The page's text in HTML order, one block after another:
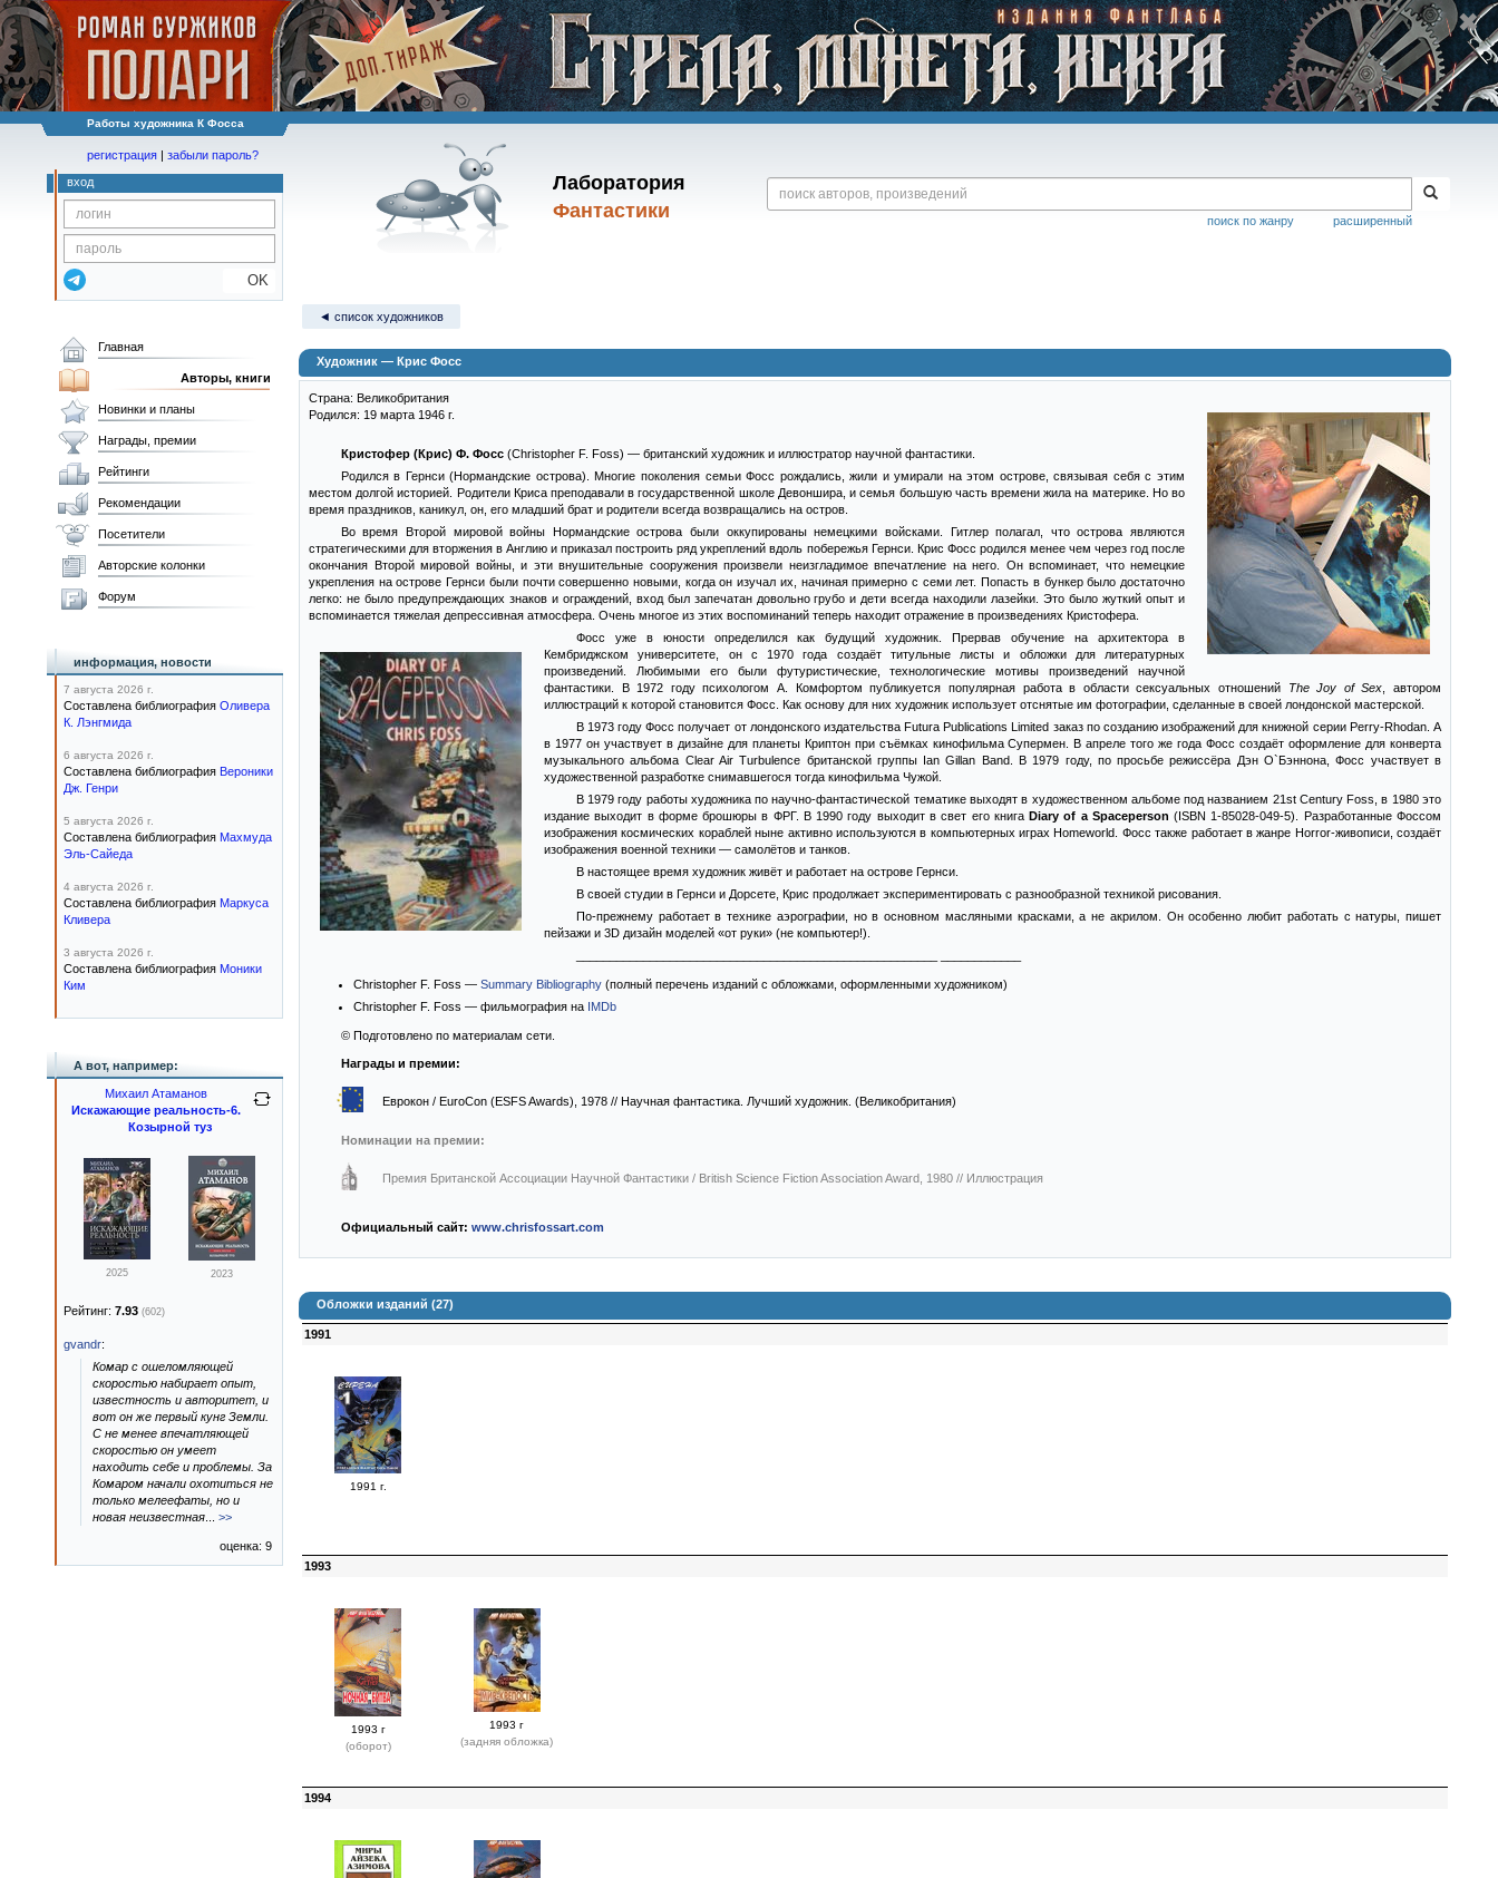
Работы художника К Фосса
Лаборатория
Фантастики
расширенный
поиск по жанру
регистрация | забыли пароль?
вход
OK
◄ список художников
Художник — Крис Фосс
Страна: Великобритания
Родился: 19 марта 1946 г.
Кристофер (Крис) Ф. Фосс(Christopher F. Foss) — британский художник и иллюстратор научной фантастики.
Родился в Гернси (Нормандские острова). Многие поколения семьи Фосс рождались, жили и умирали на этом острове, связывая себя с этим
местом долгой историей. Родители Криса преподавали в государственной школе Девоншира, и семья большую часть времени жила на материке. Но во
время праздников, каникул, он, его младший брат и родители всегда возвращались на остров.
Во время Второй мировой войны Нормандские острова были оккупированы немецкими войсками. Гитлер полагал, что острова являются
стратегическими для вторжения в Англию и приказал построить ряд укреплений вдоль побережья Гернси. Крис Фосс родился менее чем через год после
окончания Второй мировой войны, и эти внушительные сооружения произвели неизгладимое впечатление на него. Он вспоминает, что немецкие
укрепления на острове Гернси были почти совершенно новыми, когда он изучал их, начиная примерно с семи лет. Попасть в бункер было достаточно
легко: не было предупреждающих знаков и ограждений, вход был запечатан довольно грубо и дети всегда находили лазейки. Это было жуткий опыт и
вспоминается тяжелая депрессивная атмосфера. Очень многое из этих воспоминаний теперь находит отражение в произведениях Кристофера.
Фосс уже в юности определился как будущий художник. Прервав обучение на архитектора в
Кембриджском университете, он с 1970 года создаёт титульные листы и обложки для литературных
произведений. Любимыми его были футуристические, технологические мотивы произведений научной
фантастики. В 1972 году психологом А. Комфортом публикуется популярная работа в области сексуальных отношений
The Joy of Sex , автором
иллюстраций к которой становится Фосс. Как основу для них художник использует отснятые им фотографии, сделанные в своей лондонской мастерской.
В 1973 году Фосс получает от лондонского издательства Futura Publications Limited заказ по созданию изображений для книжной серии Perry-Rhodan. А
в 1977 он участвует в дизайне для планеты Криптон при съёмках кинофильма Супермен. В апреле того же года Фосс создаёт оформление для конверта
музыкального альбома Clear Air Turbulence британской группы Ian Gillan Band. В 1979 году, по просьбе режиссёра Дэн О`Бэннона, Фосс участвует в
художественной разработке снимавшегося тогда кинофильма Чужой.
В 1979 году работы художника по научно-фантастической тематике выходят в художественном альбоме под названием 21st Century Foss, в 1980 это
издание выходит в форме брошюры в ФРГ. В 1990 году выходит в свет его книгаDiary of a Spaceperson (ISBN 1-85028-049-5). Разработанные Фоссом
изображения космических кораблей ныне активно используются в компьютерных играх Homeworld. Фосс также работает в жанре Horror-живописи, создаёт
изображения военной техники — самолётов и танков.
В настоящее время художник живёт и работает на острове Гернси.
В своей студии в Гернси и Дорсете, Крис продолжает экспериментировать с разнообразной техникой рисования.
По-прежнему работает в технике аэрографии, но в основном масляными красками, а не акрилом. Он особенно любит работать с натуры, пишет
пейзажи и 3D дизайн моделей «от руки» (не компьютер!).
Christopher F. Foss — Summary Bibliography (полный перечень изданий с обложками, оформленными художником)
Christopher F. Foss — фильмография на IMDb
© Подготовлено по материалам сети.
Награды и премии:
Еврокон / EuroCon (ESFS Awards), 1978 // Научная фантастика. Лучший художник. (Великобритания)
Номинации на премии:
Премия Британской Ассоциации Научной Фантастики / British Science Fiction Association Award, 1980 // Иллюстрация
Официальный сайт: www.chrisfossart.com
Обложки изданий (27)
1991
1991 г.
1993
1993 г
(оборот)
1993 г
(задняя обложка)
1994
Главная
Авторы, книги
Новинки и планы
Награды, премии
Рейтинги
Рекомендации
Посетители
Авторские колонки
Форум
информация, новости
7 августа 2026 г.
Составлена библиография Оливера
К. Лэнгмида
6 августа 2026 г.
Составлена библиография Вероники
Дж. Генри
5 августа 2026 г.
Составлена библиография Махмуда
Эль-Сайеда
4 августа 2026 г.
Составлена библиография Маркуса
Кливера
3 августа 2026 г.
Составлена библиография Моники
Ким
А вот, например:
Михаил Атаманов
Искажающие реальность-6.
Козырной туз
2025 2023
Рейтинг: 7.93 (602)
gvandr:
Комар с ошеломляющей
скоростью набирает опыт,
известность и авторитет, и
вот он же первый кунг Земли.
С не менее впечатляющей
скоростью он умеет
находить себе и проблемы. За
Комаром начали охотиться не
только мелеефаты, но и
новая неизвестная
>>
оценка: 9